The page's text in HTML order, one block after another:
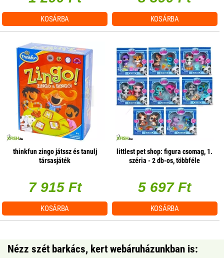
KOSÁRBA KOSÁRBA
thinkfun zingo játssz és tanulj
társasjáték
7 915 Ft
KOSÁRBA
littlest pet shop: figura csomag, 1.
széria - 2 db-os, többféle
5 697 Ft
KOSÁRBA
Nézz szét barkács, kert webáruházunkban is: